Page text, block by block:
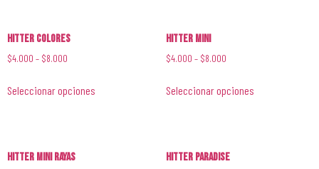
Hitter Colores
$4.000 – $8.000
Seleccionar opciones
Hitter Mini
$4.000 – $8.000
Seleccionar opciones
Hitter Mini Rayas Hitter Paradise